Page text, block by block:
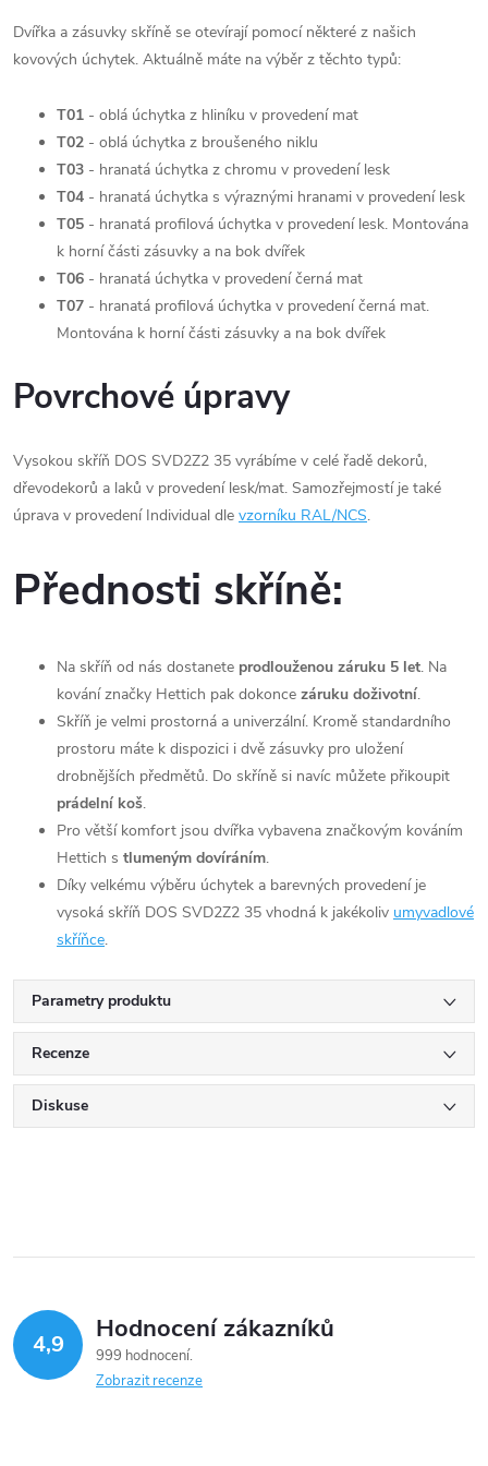
Dvířka a zásuvky skříně se otevírají pomocí některé z našich
kovových úchytek. Aktuálně máte na výběr z těchto typů:
T01 - oblá úchytka z hliníku v provedení mat
T02 - oblá úchytka z broušeného niklu
T03 - hranatá úchytka z chromu v provedení lesk
T04 - hranatá úchytka s výraznými hranami v provedení lesk
T05 - hranatá profilová úchytka v provedení lesk. Montována
k horní části zásuvky a na bok dvířek
T06 - hranatá úchytka v provedení černá mat
T07 - hranatá profilová úchytka v provedení černá mat.
Montována k horní části zásuvky a na bok dvířek
Povrchové úpravy
Vysokou skříň DOS SVD2Z2 35 vyrábíme v celé řadě dekorů,
dřevodekorů a laků v provedení lesk/mat. Samozřejmostí je také
úprava v provedení Individual dle vzorníku RAL/NCS.
Přednosti skříně:
Na skříň od nás dostanete prodlouženou záruku 5 let. Na
kování značky Hettich pak dokonce záruku doživotní.
Skříň je velmi prostorná a univerzální. Kromě standardního
prostoru máte k dispozici i dvě zásuvky pro uložení
drobnějších předmětů. Do skříně si navíc můžete přikoupit
prádelní koš.
Pro větší komfort jsou dvířka vybavena značkovým kováním
Hettich s tlumeným dovíráním.
Díky velkému výběru úchytek a barevných provedení je
vysoká skříň DOS SVD2Z2 35 vhodná k jakékoliv umyvadlové
skříňce.
Parametry produktu
Recenze
Diskuse
4,9 Hodnocení zákazníků
999 hodnocení
Zobrazit recenze